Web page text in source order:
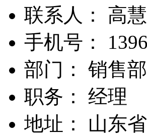
联系人：
高慧
手机号：
部门：
销售部
职务：
经理
地址：
山东